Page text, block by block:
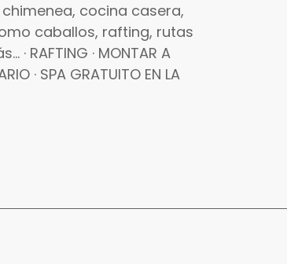
chimenea, cocina casera,
caballos, rafting, rutas
RAFTING · MONTAR A
· SPA GRATUITO EN LA